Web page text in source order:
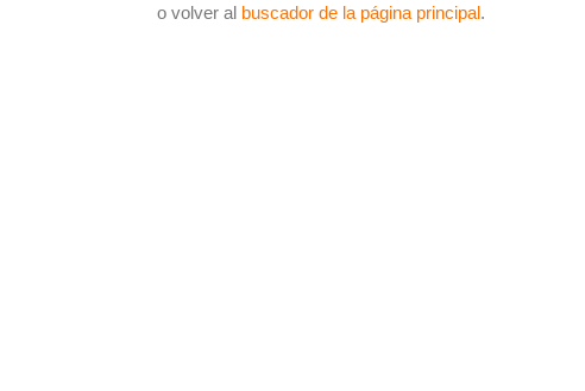
o volver al buscador de la página principal.